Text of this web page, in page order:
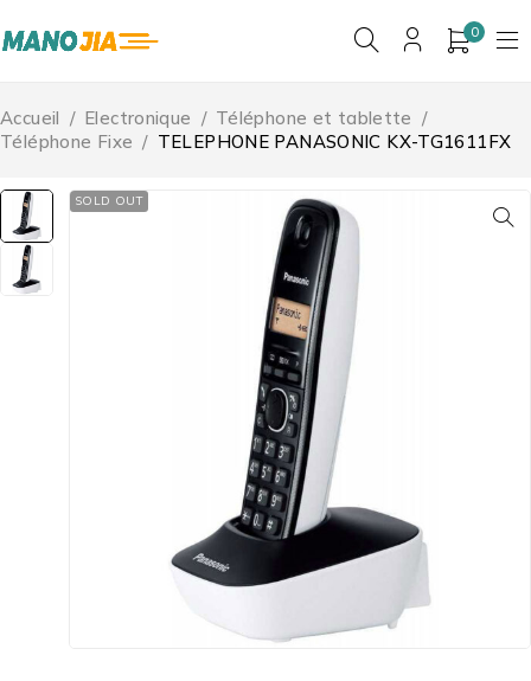
0
Accueil / Electronique / Téléphone et tablette /
Téléphone Fixe / TELEPHONE PANASONIC KX-TG1611FX
SOLD OUT